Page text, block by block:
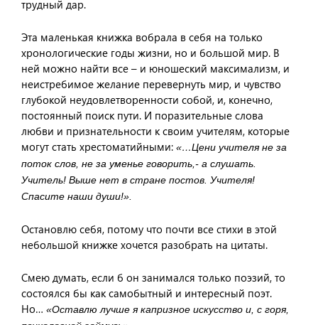
трудный дар.
Эта маленькая книжка вобрала в себя на только
хронологические годы жизни, но и большой мир. В
ней можно найти все – и юношеский максимализм, и
неистребимое желание перевернуть мир, и чувство
глубокой неудовлетворенности собой, и, конечно,
постоянный поиск пути. И поразительные слова
любви и признательности к своим учителям, которые
могут стать хрестоматийными: «…Цени учителя не за
поток слов, не за уменье говорить,- а слушать.
Учитель! Выше нет в стране постов. Учителя!
Спасите наши души!».
Остановлю себя, потому что почти все стихи в этой
небольшой книжке хочется разобрать на цитаты.
Смею думать, если б он занимался только поэзий, то
состоялся бы как самобытный и интересный поэт.
Но… «Оставлю лучше я капризное искусство и, с горя,